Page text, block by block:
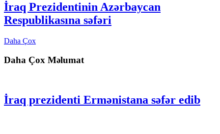
İraq Prezidentinin Azərbaycan
Respublikasına səfəri
Daha Çox
Daha Çox Məlumat
İraq prezidenti Ermənistana səfər edib